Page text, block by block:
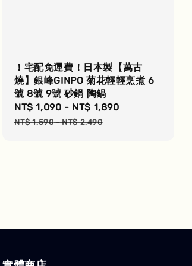
！宅配免運費！日本製【萬古
燒】銀峰GINPO 菊花輕輕烹煮 6
號 8號 9號 砂鍋 陶鍋
Sale
price
NT$ 1,090 - NT$ 1,890
NT$ 1,590-NT$ 2,490